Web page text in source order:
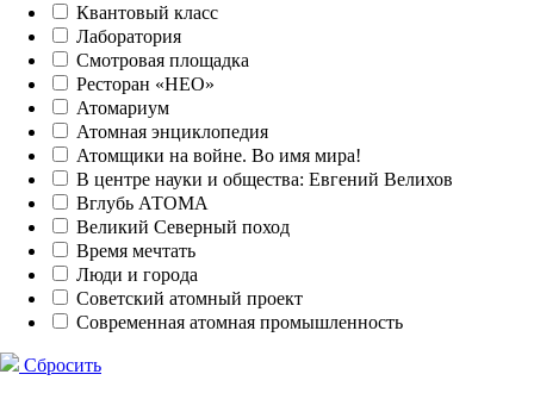
Квантовый класс
Лаборатория
Смотровая площадка
Ресторан «НЕО»
Атомариум
Атомная энциклопедия
Атомщики на войне. Во имя мира!
В центре науки и общества: Евгений Велихов
Вглубь АТОМА
Великий Северный поход
Время мечтать
Люди и города
Советский атомный проект
Современная атомная промышленность
Сбросить